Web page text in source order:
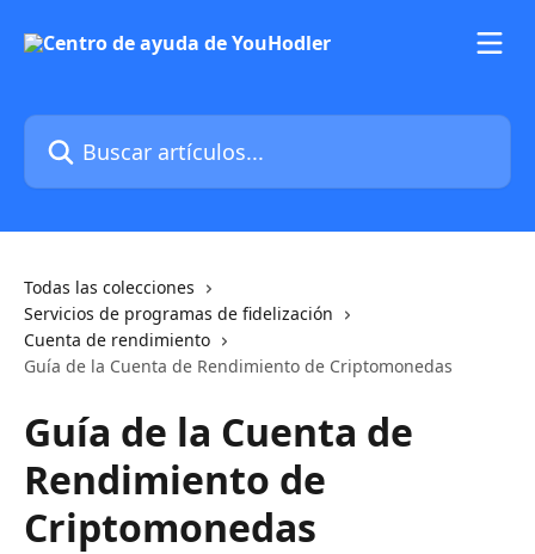
Buscar artículos...
Todas las colecciones
Servicios de programas de fidelización
Cuenta de rendimiento
Guía de la Cuenta de Rendimiento de Criptomonedas
Guía de la Cuenta de
Rendimiento de
Criptomonedas